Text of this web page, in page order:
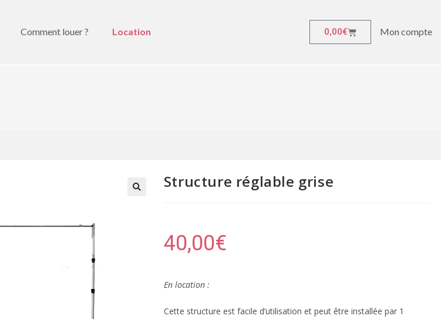
Comment louer ? Location 0,00€ Mon compte
Structure réglable grise
40,00€
En location :
Cette structure est facile d’utilisation et peut être installée par 1